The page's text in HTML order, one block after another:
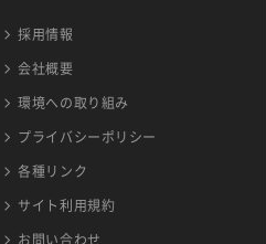
採用情報
会社概要
環境への取り組み
プライバシーポリシー
各種リンク
サイト利用規約
お問い合わせ